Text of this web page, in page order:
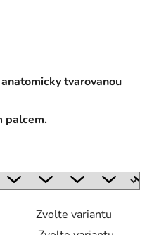
tvarovanou
palcem.
Zvolte variantu